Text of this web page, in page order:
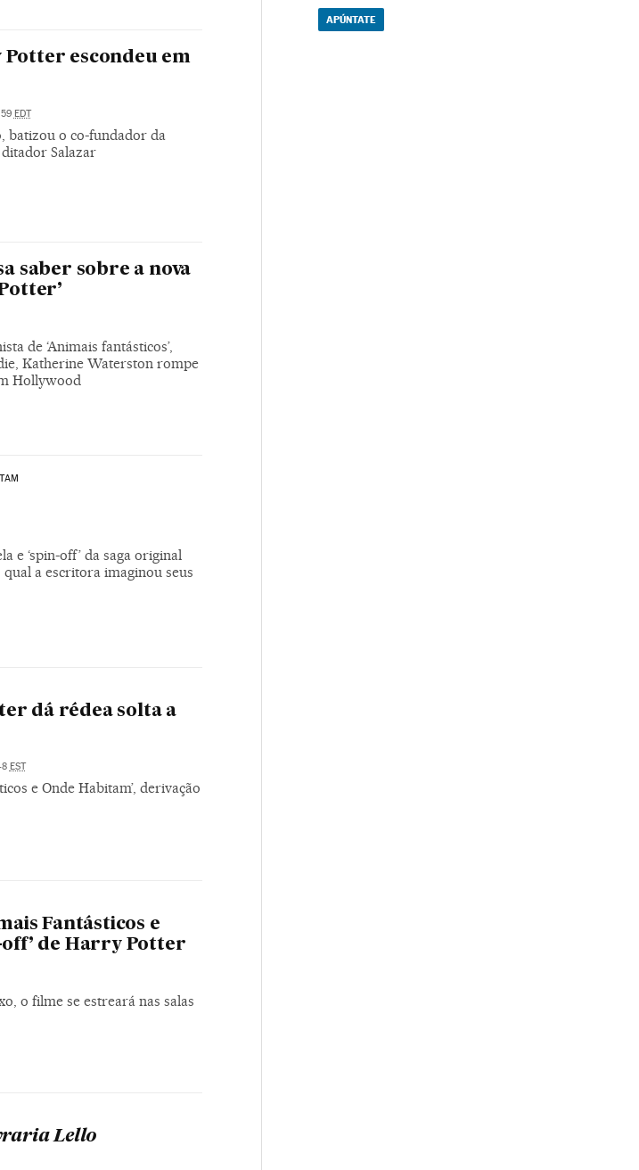
Potter escondeu em
EDT
batizou o co-fundador da
Salazar
saber sobre a nova
de ‘Animais fantásticos’,
Katherine Waterston rompe
Hollywood
e ‘spin-off’ da saga original
a escritora imaginou seus
dá rédea solta a
EST
e Onde Habitam’, derivação
Fantásticos e
off’ de Harry Potter
o filme se estreará nas salas
Lello
APÚNTATE